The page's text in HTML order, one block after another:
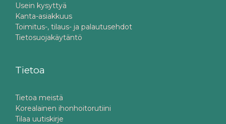
Usein kysyttyä
Kanta-asiakkuus
Toimitus-, tilaus- ja palautusehdot
Tietosuojakäytäntö
Tietoa
Tietoa meistä
Korealainen ihonhoitorutiini
Tilaa uutiskirje